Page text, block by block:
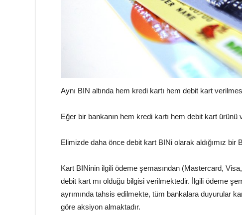
Aynı BIN altında hem kredi kartı hem debit kart
Eğer bir bankanın hem kredi kartı hem debit kart ürünü
Elimizde daha önce debit kart BINi olarak aldığımız bir
Kart BINinin ilgili ödeme şemasından (Mastercard,
debit kart mı olduğu bilgisi verilmektedir. İlgili ödeme
ayrımında tahsis edilmekte, tüm bankalara duyurular
göre aksiyon almaktadır.